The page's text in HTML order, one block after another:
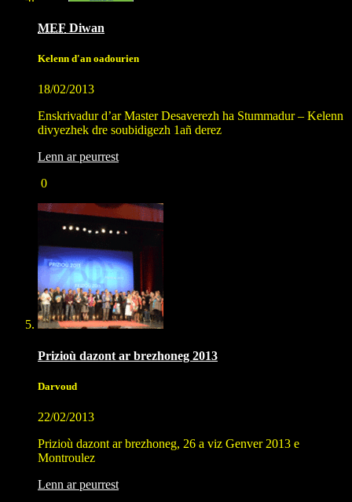
MEF Diwan
Kelenn d'an oadourien
18/02/2013
Enskrivadur d’ar Master Desaverezh ha Stummadur – Kelenn
divyezhek dre soubidigezh 1añ derez
Lenn ar peurrest
0
Prizioù dazont ar brezhoneg 2013
Darvoud
22/02/2013
Prizioù dazont ar brezhoneg, 26 a viz Genver 2013 e
Montroulez
Lenn ar peurrest